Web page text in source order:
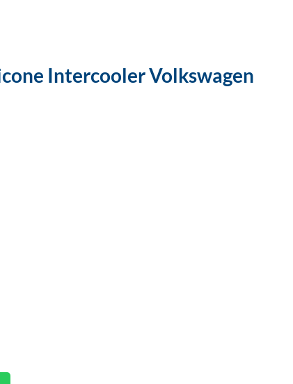
Intercooler Volkswagen